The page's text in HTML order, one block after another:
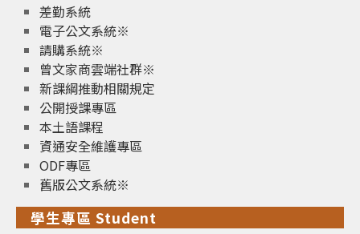
差勤系統
電子公文系統※
請購系統※
曾文家商雲端社群※
新課綱推動相關規定
公開授課專區
本土語課程
資通安全維護專區
ODF專區
舊版公文系統※
學生專區 Student